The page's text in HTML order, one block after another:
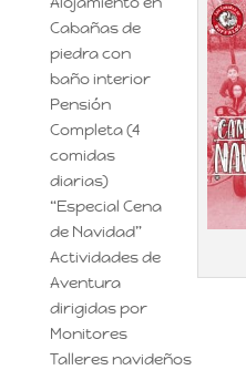
Cabañas de
piedra con
baño interior
Pensión
Completa (4
comidas
diarias)
“Especial Cena
de Navidad”
Actividades de
Aventura
dirigidas por
Monitores
Talleres navideños